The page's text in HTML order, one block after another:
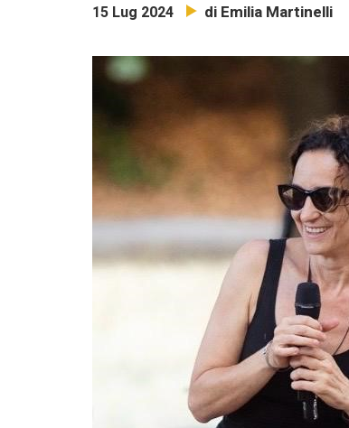
15 Lug 2024 di Emilia Martinelli